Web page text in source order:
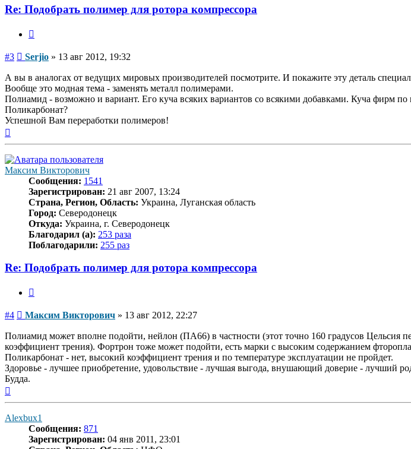
Re: Подобрать полимер для ротора компрессора
#3 Сообщение
Serjio » 13 авг 2012, 19:32
А вы в аналогах от ведущих мировых производителей посмотрите. И покажите эту деталь
Вообще это модная тема - заменять металл полимерами.
Полиамид - возможно и вариант. Его куча всяких вариантов со всякими добавками. Куча фирм
Поликарбонат?
Успешной Вам переработки полимеров!
Максим Викторович
Сообщения: 1541
Зарегистрирован: 21 авг 2007, 13:24
Страна, Регион, Область: Украина, Луганская область
Город: Северодонецк
Откуда: Украина, г. Северодонецк
Благодарил (а): 253 раза
Поблагодарили: 255 раз
Re: Подобрать полимер для ротора компрессора
#4 Сообщение
Максим Викторович » 13 авг 2012, 22:27
Полиамид может вполне подойти, нейлон (ПА66) в частности (этот точно 160 градусов Цельсия
коэффициент трения). Фортрон тоже может подойти, есть марки с высоким содержанием
Поликарбонат - нет, высокий коэффициент трения и по температуре эксплуатации не пройдет.
Здоровье - лучшее приобретение, удовольствие - лучшая выгода, внушающий доверие - лучший
Будда.
Alexbux1
Сообщения: 871
Зарегистрирован: 04 янв 2011, 23:01